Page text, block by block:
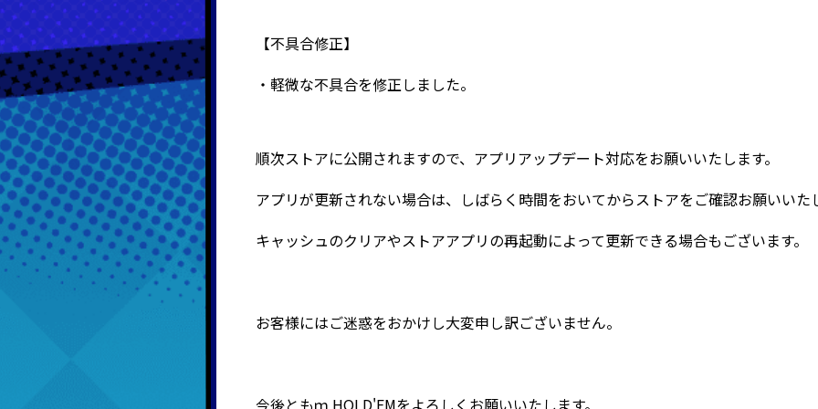
【不具合修正】
・軽微な不具合を修正しました。
順次ストアに公開されますので、アプリアップデート対応をお願いいたします。
アプリが更新されない場合は、しばらく時間をおいてからストアをご確認お願いいた
キャッシュのクリアやストアアプリの再起動によって更新できる場合もございます。
お客様にはご迷惑をおかけし大変申し訳ございません。
今後ともｍ HOLD'EMをよろしくお願いいたします。